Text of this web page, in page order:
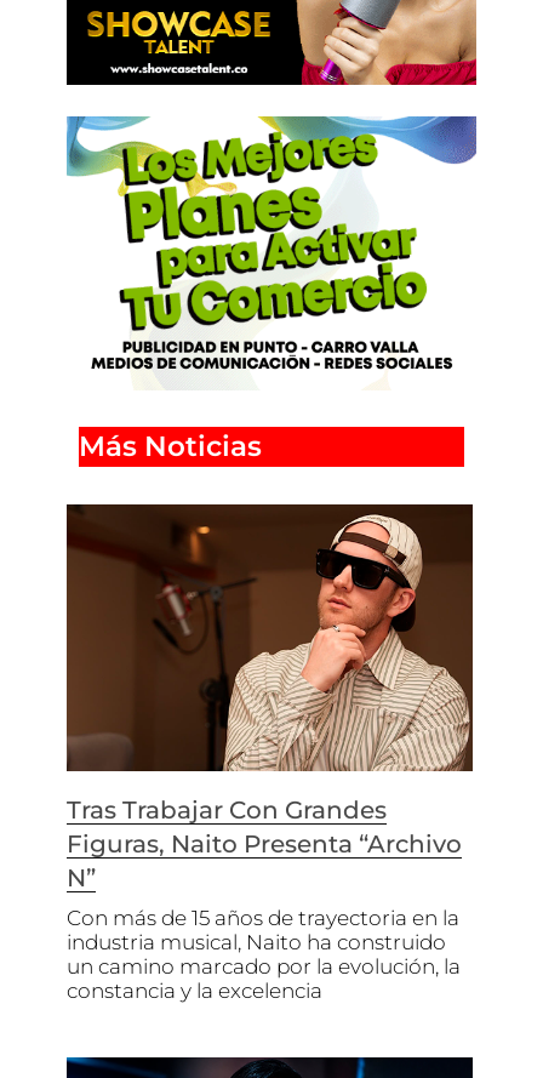
Más Noticias
Tras Trabajar Con Grandes
Figuras, Naito Presenta “Archivo
N”
Con más de 15 años de trayectoria en la
industria musical, Naito ha construido
un camino marcado por la evolución, la
constancia y la excelencia